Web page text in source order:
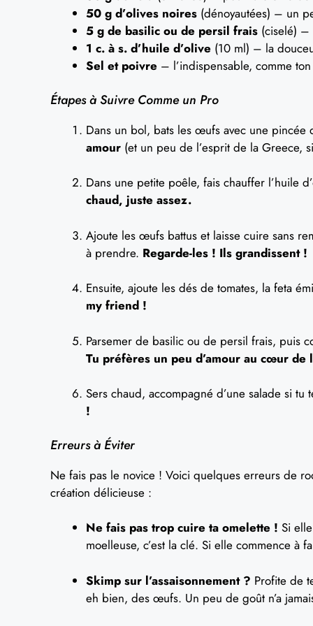
50 g d’olives noires (dénoyautées) – un
5 g de basilic ou de persil frais (ciselé)
1 c. à s. d’huile d’olive (10 ml) – la
Sel et poivre – l’indispensable, comme
Étapes à Suivre Comme un Pro
Dans un bol, bats les œufs avec une
amour (et un peu de l’esprit de la Greece,
Dans une petite poêle, fais chauffer l’huile
chaud, juste assez.
Ajoute les œufs battus et laisse cuire sans
à prendre. Regarde-les ! Ils grandissent !
Ensuite, ajoute les dés de tomates, la feta
my friend !
Parsemer de basilic ou de persil frais, puis
Tu préfères un peu d’amour au cœur de
Sers chaud, accompagné d’une salade si tu
!
Erreurs à Éviter
Ne fais pas le novice ! Voici quelques erreurs de
création délicieuse :
Ne fais pas trop cuire ta omelette ! Si
moelleuse, c’est la clé. Si elle commence
Skimp sur l’assaisonnement ? Profite de
eh bien, des œufs. Un peu de goût n’a